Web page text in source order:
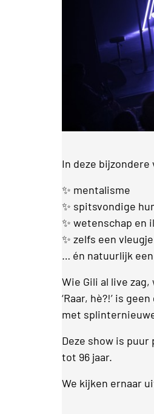
In deze
✨ mentalisme
✨ spitsvondige
✨ wetenschap en
✨ zelfs een
… én natuurlijk
Wie Gili al live
‘Raar, hè?!’ is
met
Deze show is
tot 96 jaar.
We kijken ernaar